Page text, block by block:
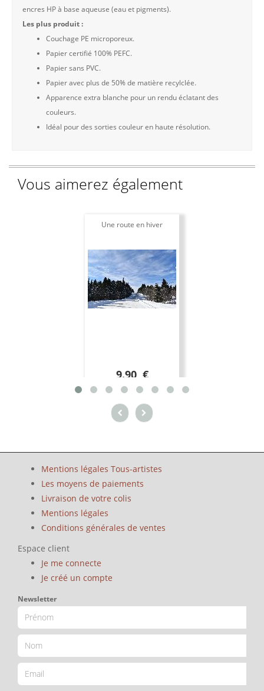
encres HP à base aqueuse (eau et pigments).
Les plus produit :
Couchage PE microporeux.
Papier certifié 100% PEFC.
Papier sans PVC.
Papier avec plus de 50% de matière recylclée.
Apparence extra blanche pour un rendu éclatant des
couleurs.
Idéal pour des sorties couleur en haute résolution.
Vous aimerez également
Une route en hiver
9.90 €
Mentions légales Tous-artistes
Les moyens de paiements
Livraison de votre colis
Mentions légales
Conditions générales de ventes
Espace client
Je me connecte
Je créé un compte
Newsletter